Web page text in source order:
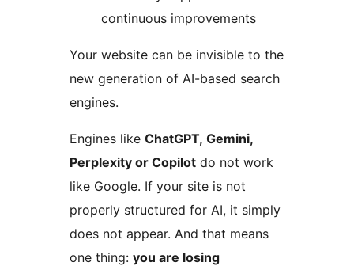
continuous improvements
Your website can be invisible to the
new generation of AI-based search
engines.
Engines like ChatGPT, Gemini,
Perplexity or Copilot do not work
like Google. If your site is not
properly structured for AI, it simply
does not appear. And that means
one thing: you are losing